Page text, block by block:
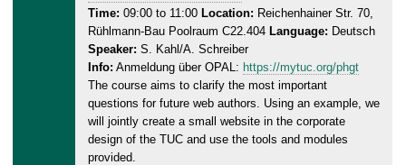
2
0
2
6
r
s
d
a
y
2
7
Time: 09:00 to 11:00 Location: Reichenhainer Str. 70,
Rühlmann-Bau Poolraum C22.404 Language: Deutsch
Speaker: S. Kahl/A. Schreiber
Info: Anmeldung über OPAL: https://mytuc.org/phgt
The course aims to clarify the most important
questions for future web authors. Using an example, we
will jointly create a small website in the corporate
design of the TUC and use the tools and modules
provided.